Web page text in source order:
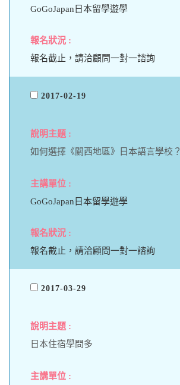
GoGoJapan日本留學遊學
報名截止，請洽顧問一對一諮詢
2017-02-19
如何選擇《關西地區》日本語言學校？
GoGoJapan日本留學遊學
報名截止，請洽顧問一對一諮詢
2017-03-29
日本住宿學問多